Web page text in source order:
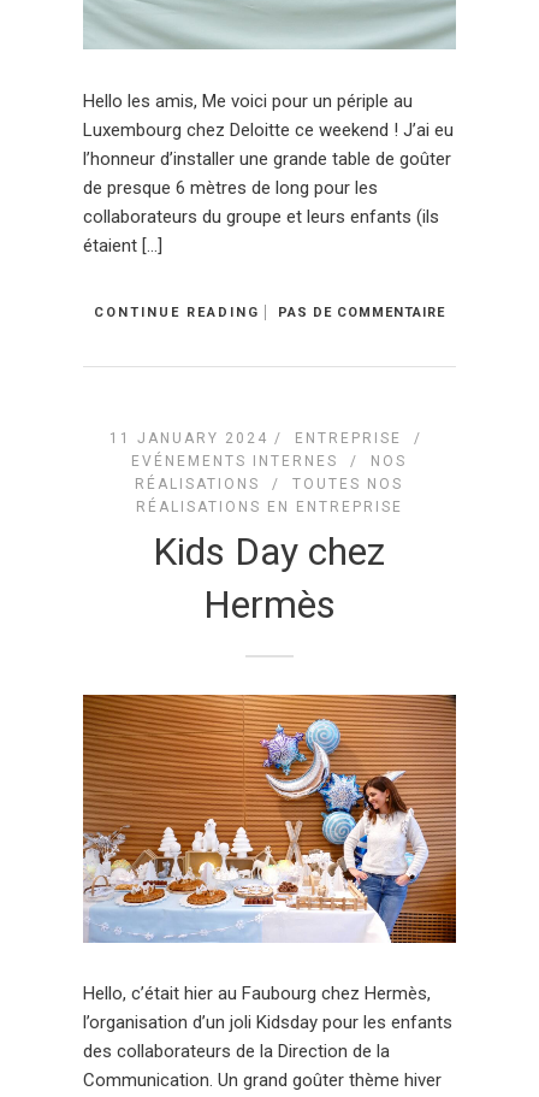
Hello les amis, Me voici pour un périple au
Luxembourg chez Deloitte ce weekend ! J’ai eu
l’honneur d’installer une grande table de goûter
de presque 6 mètres de long pour les
collaborateurs du groupe et leurs enfants (ils
étaient […]
CONTINUE READING PAS DE COMMENTAIRE
11 JANUARY 2024 / ENTREPRISE
/
EVÉNEMENTS INTERNES
/
NOS
RÉALISATIONS
/TOUTES NOS
RÉALISATIONS EN ENTREPRISE
Kids Day chez
Hermès
Hello, c’était hier au Faubourg chez Hermès,
l’organisation d’un joli Kidsday pour les enfants
des collaborateurs de la Direction de la
Communication. Un grand goûter thème hiver